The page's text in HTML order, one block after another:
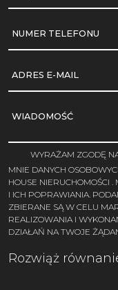
NUMER TELEFONU
ADRES E-MAIL
WIADOMOŚĆ
WYRAŻAM ZGODĘ
MNIE DANYCH
HOUSE NIERUCHOMOŚCI
I ICH POPRAWIANIA.
ZBIERANE SĄ W CELU
REALIZOWANIA I
DZIAŁAŃ NA TWOJE
Rozwiąż